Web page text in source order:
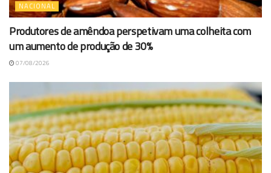
NACIONAL
Produtores de amêndoa perspetivam uma colheita com
um aumento de produção de 30%
07/08/2026